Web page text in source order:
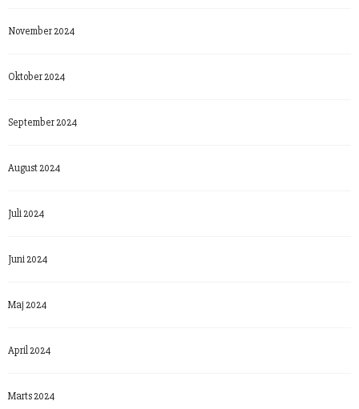
November 2024
Oktober 2024
September 2024
August 2024
Juli 2024
Juni 2024
Maj 2024
April 2024
Marts 2024